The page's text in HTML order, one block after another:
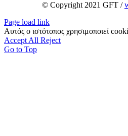
© Copyright 2021 GFT /
Page load link
Αυτός ο ιστότοπος χρησιμοποιεί
Accept All Reject
Go to Top